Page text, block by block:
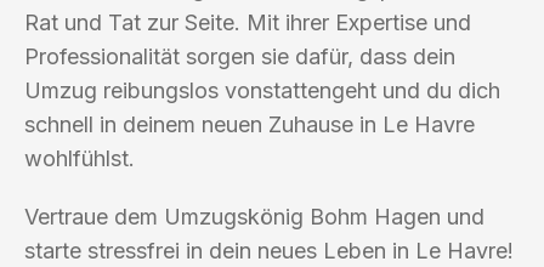
Rat und Tat zur Seite. Mit ihrer Expertise und
Professionalität sorgen sie dafür, dass dein
Umzug reibungslos vonstattengeht und du dich
schnell in deinem neuen Zuhause in Le Havre
wohlfühlst.
Vertraue dem Umzugskönig Bohm Hagen und
starte stressfrei in dein neues Leben in Le Havre!